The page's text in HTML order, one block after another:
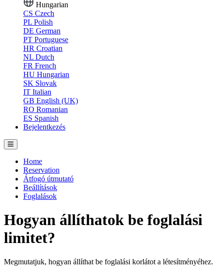
Hungarian
CS Czech
PL Polish
DE German
PT Portuguese
HR Croatian
NL Dutch
FR French
HU Hungarian
SK Slovak
IT Italian
GB English (UK)
RO Romanian
ES Spanish
Bejelentkezés
Home
Reservation
Átfogó útmutató
Beállítások
Foglalások
Hogyan állíthatok be foglalási
limitet?
Megmutatjuk, hogyan állíthat be foglalási korlátot a létesítményéhez.